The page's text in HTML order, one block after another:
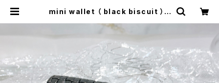
mini wallet （ black biscuit ） |